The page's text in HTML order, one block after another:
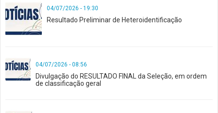
04/07/2026 - 19:30
Resultado Preliminar de Heteroidentificação
04/07/2026 - 08:56
Divulgação do RESULTADO FINAL da Seleção, em ordem
de classificação geral